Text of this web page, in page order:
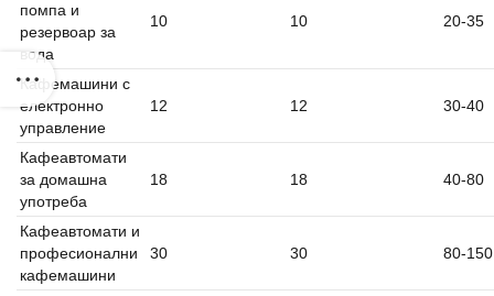
помпа и
резервоар за
вода
10 10 20-35
Кафемашини с
електронно
управление
12 12 30-40
Кафеавтомати
за домашна
употреба
18 18 40-80
Кафеавтомати и
професионални
кафемашини
30 30 80-150